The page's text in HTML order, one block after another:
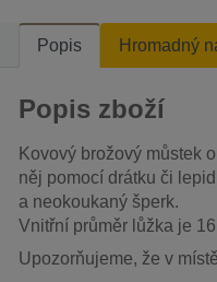
Popis Hromadný
Popis zboží
Kovový brožový můstek
něj pomocí drátku či
a neokoukaný šperk.
Vnitřní průměr lůžka je
Upozorňujeme, že v